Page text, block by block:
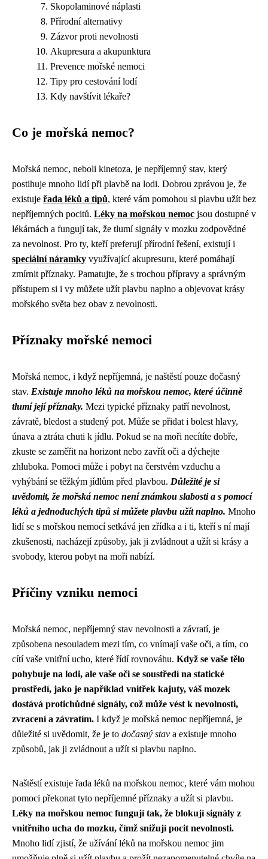
Skopolaminové náplasti
Přírodní alternativy
Zázvor proti nevolnosti
Akupresura a akupunktura
Prevence mořské nemoci
Tipy pro cestování lodí
Kdy navštívit lékaře?
Co je mořská nemoc?
Mořská nemoc, neboli kinetoza, je nepříjemný stav, který
postihuje mnoho lidí při plavbě na lodi. Dobrou zprávou je, že
existuje řada léků a tipů, které vám pomohou si plavbu užít bez
nepříjemných pocitů. Léky na mořskou nemoc jsou dostupné v
lékárnách a fungují tak, že tlumí signály v mozku zodpovědné
za nevolnost. Pro ty, kteří preferují přírodní řešení, existují i
speciální náramky využívající akupresuru, které pomáhají
zmírnit příznaky. Pamatujte, že s trochou přípravy a správným
přístupem si i vy můžete užít plavbu naplno a objevovat krásy
mořského světa bez obav z nevolnosti.
Příznaky mořské nemoci
Mořská nemoc, i když nepříjemná, je naštěstí pouze dočasný
stav. Existuje mnoho léků na mořskou nemoc, které účinně
tlumí její příznaky. Mezi typické příznaky patří nevolnost,
závratě, bledost a studený pot. Může se přidat i bolest hlavy,
únava a ztráta chuti k jídlu. Pokud se na moři necítíte dobře,
zkuste se zaměřit na horizont nebo zavřít oči a dýchejte
zhluboka. Pomoci může i pobyt na čerstvém vzduchu a
vyhýbání se těžkým jídlům před plavbou. Důležité je si
uvědomit, že mořská nemoc není známkou slabosti a s pomocí
léků a jednoduchých tipů si můžete plavbu užít naplno. Mnoho
lidí se s mořskou nemocí setkává jen zřídka a i ti, kteří s ní mají
zkušenosti, nacházejí způsoby, jak ji zvládnout a užít si krásy a
svobody, kterou pobyt na moři nabízí.
Příčiny vzniku nemoci
Mořská nemoc, nepříjemný stav nevolnosti a závratí, je
způsobena nesouladem mezi tím, co vnímají vaše oči, a tím, co
cítí vaše vnitřní ucho, které řídí rovnováhu. Když se vaše tělo
pohybuje na lodi, ale vaše oči se soustředí na statické
prostředí, jako je například vnitřek kajuty, váš mozek
dostává protichůdné signály, což může vést k nevolnosti,
zvracení a závratím. I když je mořská nemoc nepříjemná, je
důležité si uvědomit, že je to dočasný stav a existuje mnoho
způsobů, jak ji zvládnout a užít si plavbu naplno.
Naštěstí existuje řada léků na mořskou nemoc, které vám mohou
pomoci překonat tyto nepříjemné příznaky a užít si plavbu.
Léky na mořskou nemoc fungují tak, že blokují signály z
vnitřního ucha do mozku, čímž snižují pocit nevolnosti.
Mnoho lidí zjistí, že užívání léků na mořskou nemoc jim